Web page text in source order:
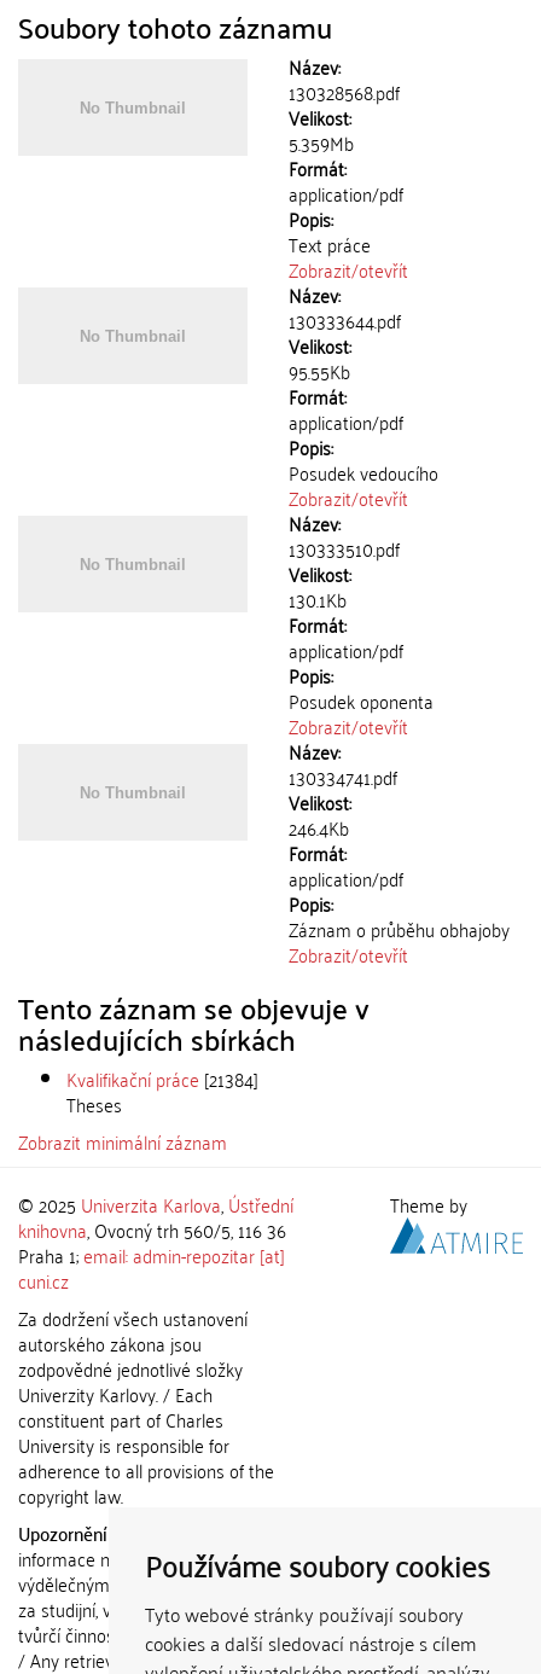
Používáme soubory cookies
Tyto webové stránky používají soubory
cookies a další sledovací nástroje s cílem
Soubory tohoto záznamu
Název:
130328568.pdf
Velikost:
5.359Mb
Formát:
application/pdf
Popis:
Text práce
Zobrazit/otevřít
Název:
130333644.pdf
Velikost:
95.55Kb
Formát:
application/pdf
Popis:
Posudek vedoucího
Zobrazit/otevřít
Název:
130333510.pdf
Velikost:
130.1Kb
Formát:
application/pdf
Popis:
Posudek oponenta
Zobrazit/otevřít
Název:
130334741.pdf
Velikost:
246.4Kb
Formát:
application/pdf
Popis:
Záznam o průběhu obhajoby
Zobrazit/otevřít
Tento záznam se objevuje v
následujících sbírkách
Kvalifikační práce [21384]
Theses
Zobrazit minimální záznam
© 2025 Univerzita Karlova,Ústřední
knihovna, Ovocný trh 560/5, 116 36
Praha 1;email: admin-repozitar [at]
cuni.cz
Za dodržení všech ustanovení
autorského zákona jsou
zodpovědné jednotlivé složky
Univerzity Karlovy. / Each
constituent part of Charles
University is responsible for
adherence to all provisions of the
copyright law.
Upozornění / Notice:
informace nemohou být použity k
výdělečným účelům nebo vydávány
za studijní, vědeckou nebo jinou
tvůrčí činnost jiné osoby než autora.
/ Any retrieved information shall not
Theme by